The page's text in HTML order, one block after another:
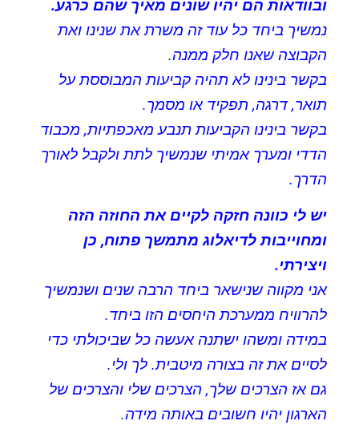
ובוודאות הם יהיו שונים מאיך שהם כרגע.
נמשיך ביחד כל עוד זה משרת את שנינו ואת
הקבוצה שאנו חלק ממנה.
בקשר בינינו לא תהיה קביעות המבוססת על
תואר, דרגה, תפקיד או מסמך.
בקשר בינינו הקביעות תנבע מאכפתיות, מכבוד
הדדי ומערך אמיתי שנמשיך לתת ולקבל לאורך
הדרך.
יש לי כוונה חזקה לקיים את החוזה הזה
ומחוייבות לדיאלוג מתמשך פתוח, כן
ויצירתי.
אני מקווה שנישאר ביחד הרבה שנים ושנמשיך
להרוויח ממערכת היחסים הזו ביחד.
במידה ומשהו ישתנה אעשה כל שביכולתי כדי
לסיים את זה בצורה מיטבית. לך ולי.
גם אז הצרכים שלך, הצרכים שלי והצרכים של
הארגון יהיו חשובים באותה מידה.